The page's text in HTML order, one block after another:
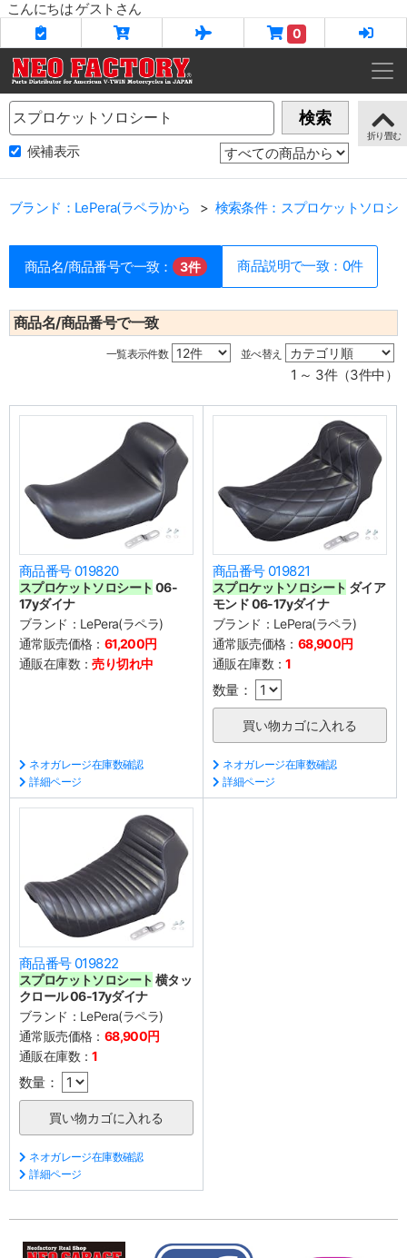
こんにちは ゲストさん
0
Name 検索
候補表示
ブランド：LePera(ラペラ)から 検索条件：スプロケットソロシ
商品名/商品番号で一致： 3件 商品説明で一致：0件
商品名/商品番号で一致
一覧表示件数 並べ替え
1 ～ 3件（3件中）
商品番号 019820
スプロケットソロシート 06-
17yダイナ
ブランド： LePera(ラペラ)
通常販売価格： 61,200円
通販在庫数：売り切れ中
ネオガレージ在庫数確認
詳細ページ
商品番号 019821
スプロケットソロシート ダイア
モンド 06-17yダイナ
ブランド： LePera(ラペラ)
通常販売価格： 68,900円
通販在庫数：1
数量：
ネオガレージ在庫数確認
詳細ページ
商品番号 019822
スプロケットソロシート 横タッ
クロール 06-17yダイナ
ブランド： LePera(ラペラ)
通常販売価格： 68,900円
通販在庫数：1
数量：
ネオガレージ在庫数確認
詳細ページ